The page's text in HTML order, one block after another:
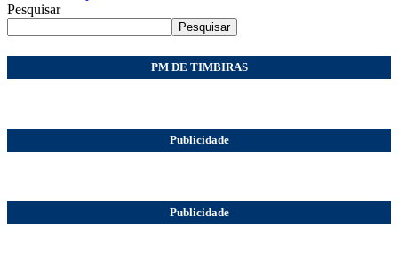
Pesquisar
Pesquisar
PM DE TIMBIRAS
Publicidade
Publicidade